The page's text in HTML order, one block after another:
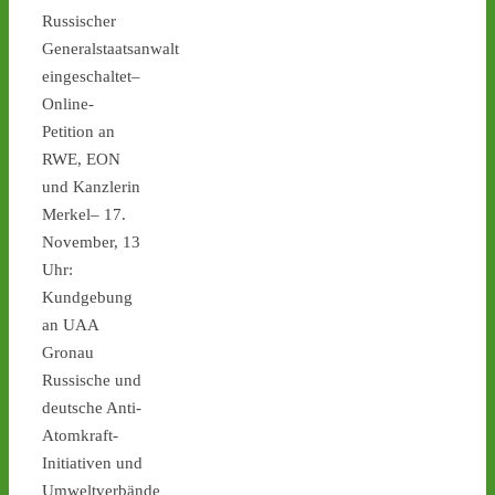
Russischer
Generalstaatsanwalt
eingeschaltet–
Online-
Petition an
RWE, EON
und Kanzlerin
Merkel– 17.
November, 13
Uhr:
Kundgebung
an UAA
Gronau
Russische und
deutsche Anti-
Atomkraft-
Initiativen und
Umweltverbände